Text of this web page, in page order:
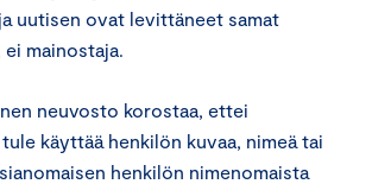
uutisen ovat levittäneet samat
mainostaja.
neuvosto korostaa, ettei
käyttää henkilön kuvaa, nimeä tai
henkilön nimenomaista